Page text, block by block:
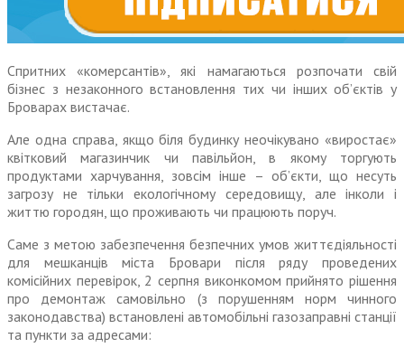
Спритних «комерсантів», які намагаються розпочати свій
бізнес з незаконного встановлення тих чи інших об’єктів у
Броварах вистачає.
Але одна справа, якщо біля будинку неочікувано «виростає»
квітковий магазинчик чи павільйон, в якому торгують
продуктами харчування, зовсім інше – об’єкти, що несуть
загрозу не тільки екологічному середовищу, але інколи і
життю городян, що проживають чи працюють поруч.
Саме з метою забезпечення безпечних умов життєдіяльності
для мешканців міста Бровари після ряду проведених
комісійних перевірок, 2 серпня виконкомом прийнято рішення
про демонтаж самовільно (з порушенням норм чинного
законодавства) встановлені автомобільні газозаправні станції
та пункти за адресами: